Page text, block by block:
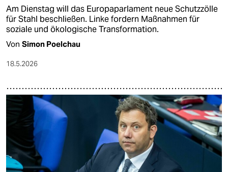
Am Dienstag will das Europaparlament neue Schutzzölle
für Stahl beschließen. Linke fordern Maßnahmen für
soziale und ökologische Transformation.
Von Simon Poelchau
18.5.2026